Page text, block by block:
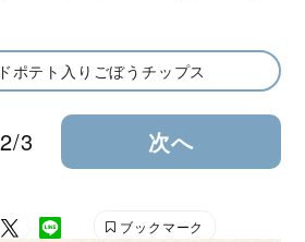
ポテト入りごぼうチップス
2/3 次へ
ブックマーク